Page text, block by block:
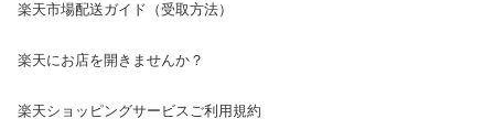
楽天市場配送ガイド（受取方法）
楽天にお店を開きませんか？
楽天ショッピングサービスご利用規約